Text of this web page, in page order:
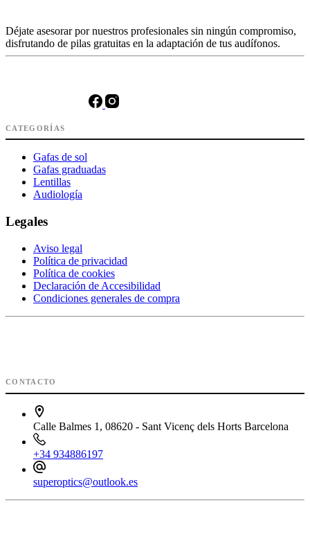
Déjate asesorar por nuestros profesionales sin ningún compromiso,
disfrutando de pilas gratuitas en la adaptación de tus audífonos.
CATEGORÍAS
Gafas de sol
Gafas graduadas
Lentillas
Audiología
Legales
Aviso legal
Política de privacidad
Política de cookies
Declaración de Accesibilidad
Condiciones generales de compra
CONTACTO
Calle Balmes 1, 08620 - Sant Vicenç dels Horts Barcelona
+34 934886197
superoptics@outlook.es